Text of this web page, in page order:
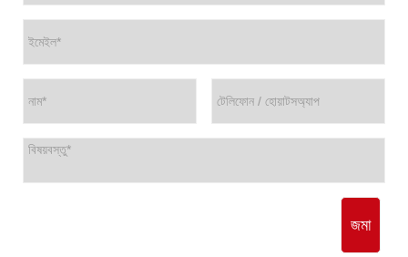
জমা